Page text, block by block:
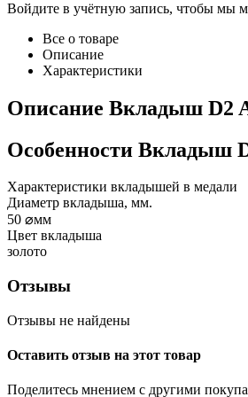
Войдите в учётную запись, чтобы мы
Все о товаре
Описание
Характеристики
Описание Вкладыш D2
Особенности Вкладыш
Характеристики вкладышей в медали
Диаметр вкладыша, мм.
50 ⌀мм
Цвет вкладыша
золото
Отзывы
Отзывы не найдены
Оставить отзыв на этот товар
Поделитесь мнением с другими